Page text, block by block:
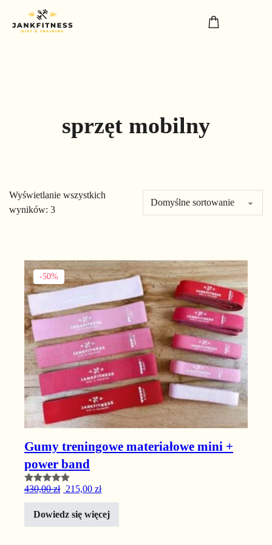
sprzęt mobilny
Wyświetlanie wszystkich
wyników: 3
-50%
Gumy treningowe materiałowe mini +
power band
Oceniono
5.00na 5
430,00zł Pierwotna cena wynosiła: 430,00 zł.
215,00złAktualna cena wynosi: 215,00 zł.
Dowiedz się więcej